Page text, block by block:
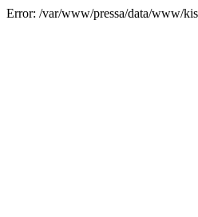
Error: /var/www/pressa/data/www/